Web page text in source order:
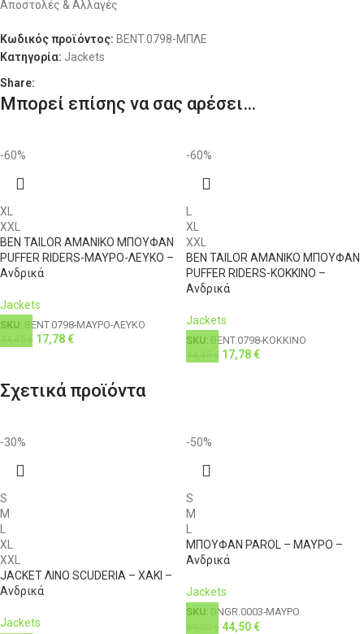
XXL 54 42 116-121
3XL 121-126
4XL 126-131
Αποστολές & Αλλαγές
Κωδικός προϊόντος: BENT.0798-ΜΠΛΕ
Κατηγορία: Jackets
Share:
Μπορεί επίσης να σας αρέσει…
-60%
XL
XXL
BEN TAILOR ΑΜΑΝΙΚΟ ΜΠΟΥΦΑΝ
PUFFER RIDERS-ΜΑΥΡΟ-ΛΕΥΚΟ –
Ανδρικά
Jackets
SKU: BENT.0798-ΜΑΥΡΟ-ΛΕΥΚΟ
€ 17,78€
-60%
L
XL
XXL
BEN TAILOR ΑΜΑΝΙΚΟ ΜΠΟΥΦΑΝ
PUFFER RIDERS-ΚΟΚΚΙΝΟ –
Ανδρικά
Jackets
SKU: BENT.0798-ΚΟΚΚΙΝΟ
€ 17,78€
Σχετικά προϊόντα
-30%
S
M
L
XL
XXL
JACKET ΛΙΝΟ SCUDERIA – ΧΑΚΙ –
Ανδρικά
Jackets
-50%
S
M
L
ΜΠΟΥΦΑΝ PAROL – ΜΑΥΡΟ –
Ανδρικά
Jackets
SKU: DNGR.0003-ΜΑΥΡΟ
€ 44,50€